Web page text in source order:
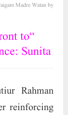
by
Madre Watan
to
Sunita.”
Rahman
reinforcing